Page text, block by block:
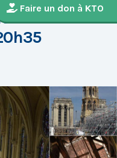
Faire un don à KTO
les-Murs